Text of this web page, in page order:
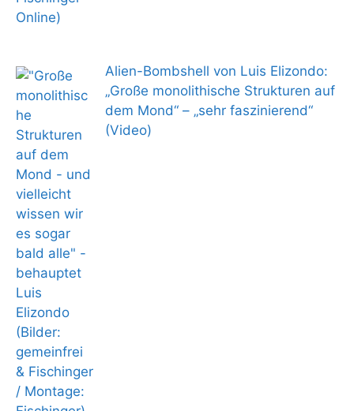
Alien-Bombshell von Luis Elizondo:
„Große monolithische Strukturen auf
dem Mond“ – „sehr faszinierend“
(Video)